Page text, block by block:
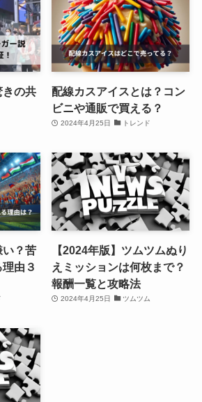
きの共
配線カスアイスとは？コン
ビニや通販で買える？
2024年4月25日 トレンド
い？苦
由３
【2024年版】ツムツムぬり
えミッションは何枚まで？
報酬一覧と攻略法
2024年4月25日 ツムツム